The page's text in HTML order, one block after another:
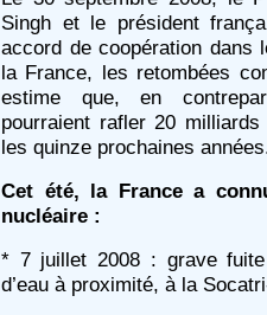
Singh et le président
accord de coopération dans
la France, les retombées
estime que, en
pourraient rafler 20
les quinze prochaines
Cet été, la France a
nucléaire :
* 7 juillet 2008 : grave fuite
d’eau à proximité, à la